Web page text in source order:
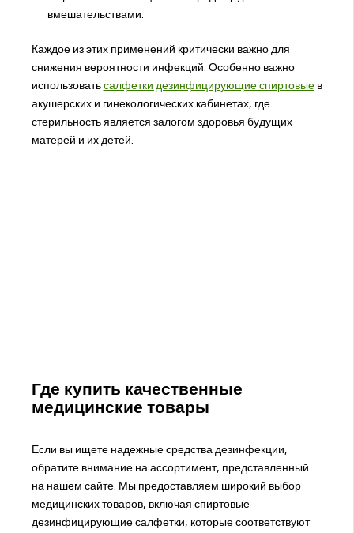
вмешательствами.
Каждое из этих применений критически важно для
снижения вероятности инфекций. Особенно важно
использоватьсалфетки дезинфицирующие спиртовыев
акушерских и гинекологических кабинетах, где
стерильность является залогом здоровья будущих
матерей и их детей.
Где купить качественные
медицинские товары
Если вы ищете надежные средства дезинфекции,
обратите внимание на ассортимент, представленный
на нашем сайте. Мы предоставляем широкий выбор
медицинских товаров, включая спиртовые
дезинфицирующие салфетки, которые соответствуют